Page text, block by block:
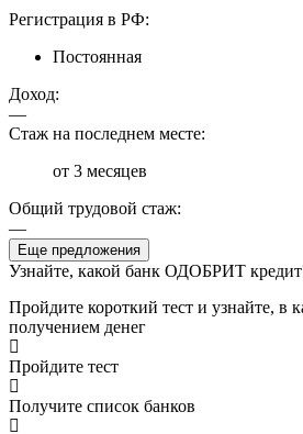
Регистрация в РФ:
Постоянная
Доход:
—
Стаж на последнем месте:
от 3 месяцев
Общий трудовой стаж:
—
Еще предложения
Узнайте, какой банк ОДОБРИТ
Пройдите короткий тест и узнайте, в
получением денег
Пройдите тест
Получите список банков